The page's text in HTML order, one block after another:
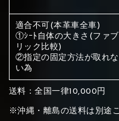
ください
メイン生地は下記16種
赤く塗られ
ー選択くだ
サブ生地は下記16種類
赤く塗られ
ください
適合不可(本革車全車)
①ｼｰﾄ自体の大きさ(ファブ
リック比較)
②指定の固定方法が取れな
い為
送料：全国一律10,000円
※沖縄・離島の送料は別途